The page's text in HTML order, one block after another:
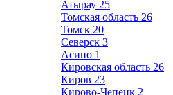
Атырау 25
Томская область 26
Томск 20
Северск 3
Асино 1
Кировская область 26
Киров 23
Кирово-Чепецк 2